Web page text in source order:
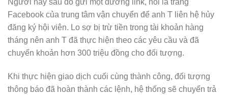
Facebook của trung tâm vận chuyển để anh T liên hệ hủy
đăng ký hội viên. Lo sợ bị trừ tiền trong tài khoản hàng
tháng nên anh T đã thực hiện theo các yêu cầu và đã
chuyển khoản hơn 300 triệu đồng cho đối tượng.
Khi thực hiện giao dịch cuối cùng thành công, đối tượng
thông báo đã hoàn thành các lệnh, hệ thống sẽ chuyển trả